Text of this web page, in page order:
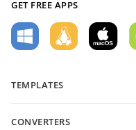
GET FREE APPS
TEMPLATES
CONVERTERS